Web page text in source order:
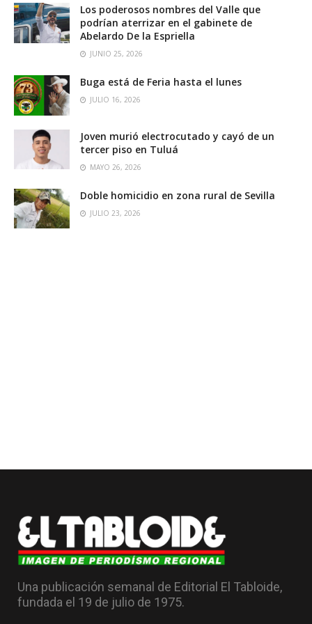
Los poderosos nombres del Valle que
podrían aterrizar en el gabinete de
Abelardo De la Espriella
JUNIO 25, 2026
Buga está de Feria hasta el lunes
JULIO 16, 2026
Joven murió electrocutado y cayó de un
tercer piso en Tuluá
MAYO 26, 2026
Doble homicidio en zona rural de Sevilla
JULIO 23, 2026
Una publicación semanal de Editorial El Tabloide,
fundada el 19 de julio de 1975.